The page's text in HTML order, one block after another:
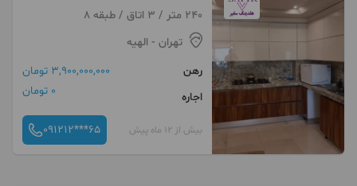
متری مناسب پزشکان
240 متر / 3 اتاق / طبقه 8
تهران - الهیه
رهن
3,900,000,000 تومان
اجاره
0 تومان
بیش از 12 ماه پیش 091212***65